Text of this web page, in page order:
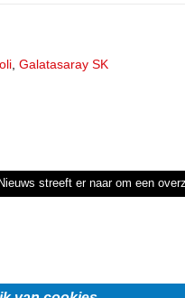
Galatasaray SK
streeft er naar om een